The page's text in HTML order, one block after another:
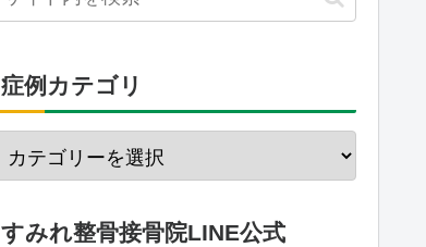
症例カテゴリ
すみれ整骨接骨院LINE公式